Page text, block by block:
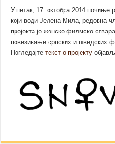
У петак, 17. октобра 2014 почиње
који води Јелена Мила, редовна
пројекта је женско филмско
повезивање српских и шведских
Погледајтетекст о пројекту